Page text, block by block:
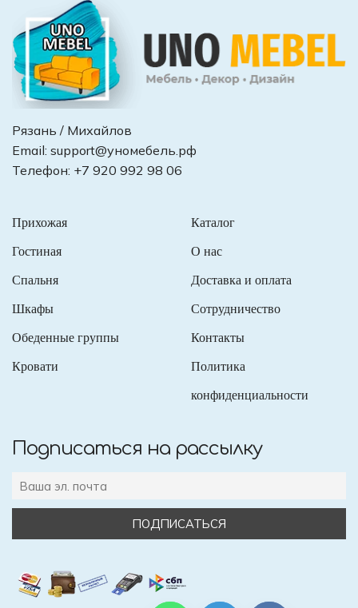
Рязань / Михайлов
Email: support@уномебель.рф
Телефон: +7 920 992 98 06
Прихожая
Гостиная
Спальня
Шкафы
Обеденные группы
Кровати
Каталог
О нас
Доставка и оплата
Сотрудничество
Контакты
Политика
конфиденциальности
Подписаться на рассылку